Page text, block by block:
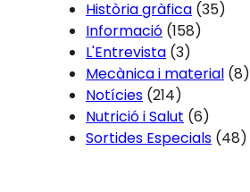
Història gràfica (35)
Informació (158)
L'Entrevista (3)
Mecànica i material (8)
Notícies (214)
Nutrició i Salut (6)
Sortides Especials (48)